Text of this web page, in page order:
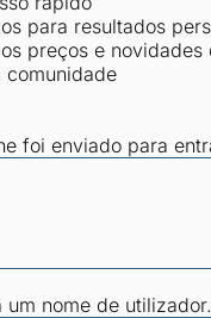
para resultados
preços e novidades
comunidade
foi enviado para
nome de